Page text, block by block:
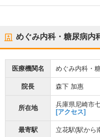
めぐみ内科・糖尿病内
医療機関名 めぐみ内科・
院長 森下 加惠
所在地
兵庫県尼崎市
[アクセス]
最寄駅 立花駅(駅から